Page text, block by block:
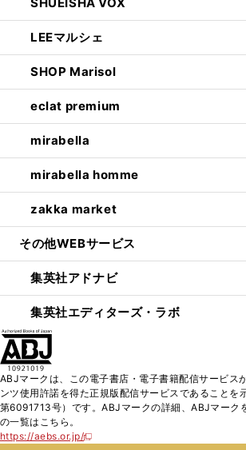
LEEマルシェ
SHOP Marisol
eclat premium
mirabella
mirabella homme
zakka market
その他WEBサービス
集英社アドナビ
集英社エディターズ・ラボ
ABJマークは、この電子書店・電子書籍配信サービス
ンツ使用許諾を得た正規版配信サービスであることを
第6091713号）です。ABJマークの詳細、ABJマーク
の一覧はこちら。
https://aebs.or.jp/
新